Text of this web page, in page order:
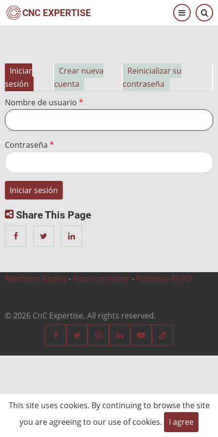
Pasar
CNC EXPERTISE
Solapas
principales
Iniciar
sesión
Crear nueva
cuenta
Reinicializar su
contraseña
Nombre de usuario
Contraseña
Share This Page
Mentions légales - Nous contacter - Politique RGPD
© 2026 CnC Expertise, All rights reserved.
This site uses cookies. By continuing to browse the site
you are agreeing to our use of cookies.
I agree